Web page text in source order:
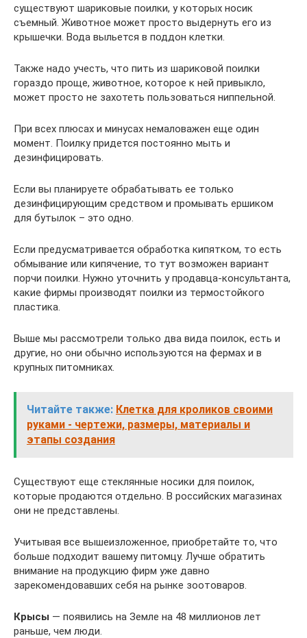
существуют шариковые поилки, у которых носик
съемный. Животное может просто выдернуть его из
крышечки. Вода выльется в поддон клетки.
Также надо учесть, что пить из шариковой поилки
гораздо проще, животное, которое к ней привыкло,
может просто не захотеть пользоваться ниппельной.
При всех плюсах и минусах немаловажен еще один
момент. Поилку придется постоянно мыть и
дезинфицировать.
Если вы планируете обрабатывать ее только
дезинфицирующим средством и промывать ершиком
для бутылок – это одно.
Если предусматривается обработка кипятком, то есть
обмывание или кипячение, то тут возможен вариант
порчи поилки. Нужно уточнить у продавца-консультанта,
какие фирмы производят поилки из термостойкого
пластика.
Выше мы рассмотрели только два вида поилок, есть и
другие, но они обычно используются на фермах и в
крупных питомниках.
Читайте также: Клетка для кроликов своими
руками - чертежи, размеры, материалы и
этапы создания
Существуют еще стеклянные носики для поилок,
которые продаются отдельно. В российских магазинах
они не представлены.
Учитывая все вышеизложенное, приобретайте то, что
больше подходит вашему питомцу. Лучше обратить
внимание на продукцию фирм уже давно
зарекомендовавших себя на рынке зоотоваров.
Крысы — появились на Земле на 48 миллионов лет
раньше, чем люди.